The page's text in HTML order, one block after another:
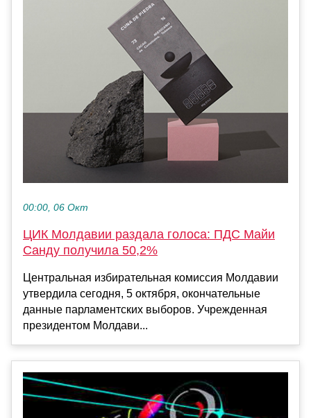
00:00, 06 Окт
ЦИК Молдавии раздала голоса: ПДС Майи
Санду получила 50,2%
Центральная избирательная комиссия Молдавии
утвердила сегодня, 5 октября, окончательные
данные парламентских выборов. Учрежденная
президентом Молдави...